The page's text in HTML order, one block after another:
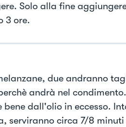
Solo alla fine
3 ore.
due andranno
andrà nel
bene dall'olio in eccesso.
serviranno circa 7/8